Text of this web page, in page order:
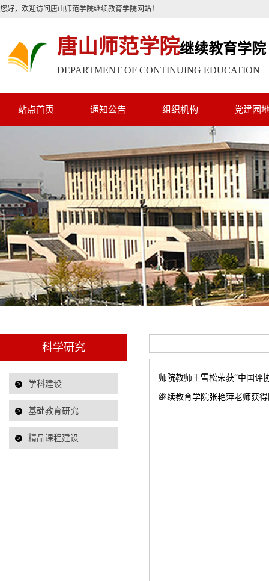
您好，欢迎访问唐山师范学院继续教育学院网站！
唐山师范学院继续教育学院
DEPARTMENT OF CONTINUING EDUCATION
站点首页 通知公告 组织机构 党建园
科学研究
> 学科建设
> 基础教育研究
> 精品课程建设
师院教师王雪松荣获“中国评
继续教育学院张艳萍老师获